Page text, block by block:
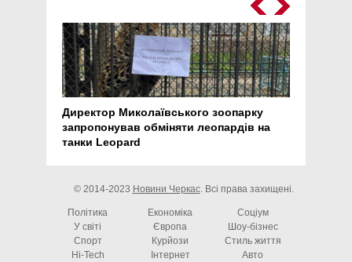
Директор Миколаївського зоопарку
запропонував обміняти леопардів на
танки Leopard
© 2014-2023 Новини Черкас. Всі права захищені.
Політика Економіка
Соціум
У світі
Європа
Шоу-бізнес
Спорт
Курйози
Стиль життя
Hi-Tech
Інтернет Авто